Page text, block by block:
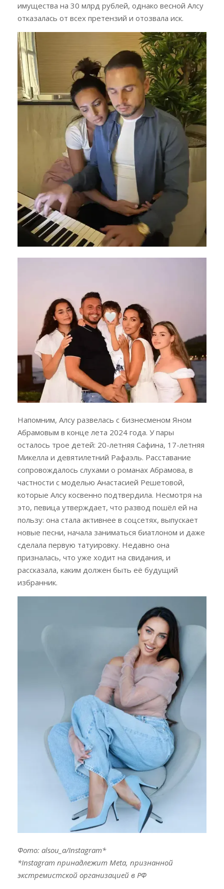
имущества на 30 млрд рублей, однако весной Алсу
отказалась от всех претензий и отозвала иск.
Напомним, Алсу развелась с бизнесменом Яном
Абрамовым в конце лета 2024 года. У пары
осталось трое детей: 20-летняя Сафина, 17-летняя
Микелла и девятилетний Рафаэль. Расставание
сопровождалось слухами о романах Абрамова, в
частности с моделью Анастасией Решетовой,
которые Алсу косвенно подтвердила. Несмотря на
это, певица утверждает, что развод пошёл ей на
пользу: она стала активнее в соцсетях, выпускает
новые песни, начала заниматься биатлоном и даже
сделала первую татуировку. Недавно она
призналась, что уже ходит на свидания, и
рассказала, каким должен быть её будущий
избранник.
Фото: alsou_a/Instagram*
*Instagram принадлежит Meta, признанной
экстремистской организацией в РФ